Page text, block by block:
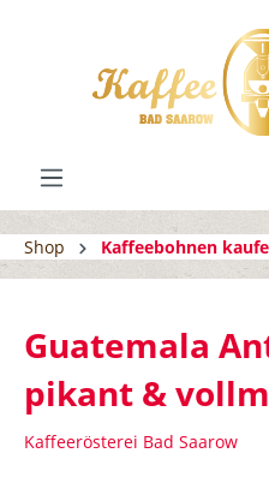
Shop Kaffeebohnen
Guatemala
pikant &
Kaffeerösterei Bad Saarow